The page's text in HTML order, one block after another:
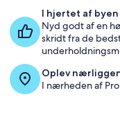
I hjertet af byen
Nyd godt af en
skridt fra de
Oplev
I nærheden af